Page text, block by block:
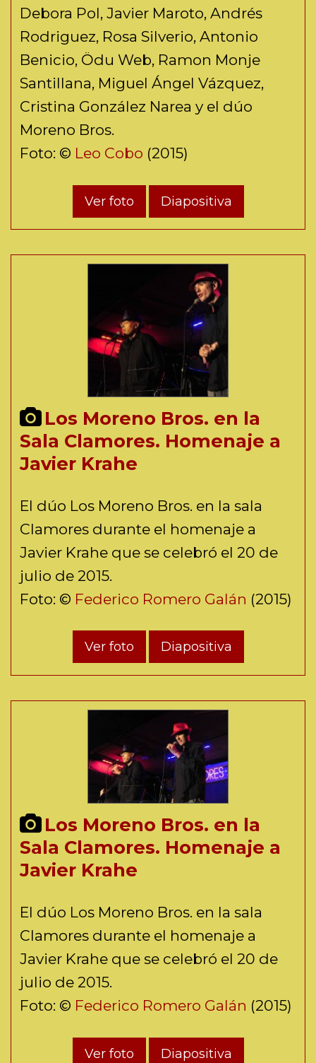
Debora Pol, Javier Maroto, Andrés
Rodriguez, Rosa Silverio, Antonio
Benicio, Ödu Web, Ramon Monje
Santillana, Miguel Ángel Vázquez,
Cristina González Narea y el dúo
Moreno Bros.
Foto: © Leo Cobo (2015)
Ver foto Diapositiva
Los Moreno Bros. en la
Sala Clamores. Homenaje a
Javier Krahe
El dúo Los Moreno Bros. en la sala
Clamores durante el homenaje a
Javier Krahe que se celebró el 20 de
julio de 2015.
Foto: © Federico Romero Galán (2015)
Ver foto Diapositiva
Los Moreno Bros. en la
Sala Clamores. Homenaje a
Javier Krahe
El dúo Los Moreno Bros. en la sala
Clamores durante el homenaje a
Javier Krahe que se celebró el 20 de
julio de 2015.
Foto: © Federico Romero Galán (2015)
Ver foto Diapositiva